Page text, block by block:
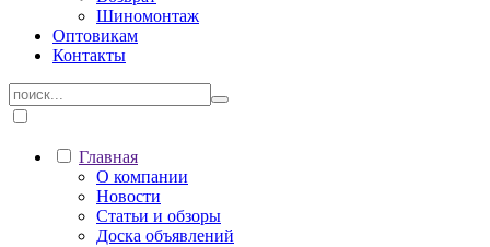
Шиномонтаж
Оптовикам
Контакты
Главная
О компании
Новости
Статьи и обзоры
Доска объявлений